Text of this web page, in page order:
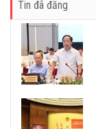
Tin đã đăng